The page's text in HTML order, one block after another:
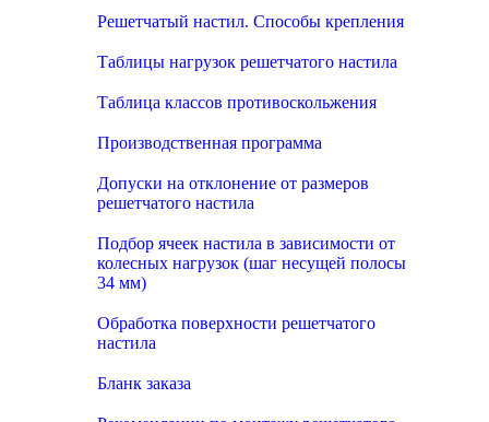
Решетчатый настил. Способы крепления
Таблицы нагрузок решетчатого настила
Таблица классов противоскольжения
Производственная программа
Допуски на отклонение от размеров
решетчатого настила
Подбор ячеек настила в зависимости от
колесных нагрузок (шаг несущей полосы
34 мм)
Обработка поверхности решетчатого
настила
Бланк заказа